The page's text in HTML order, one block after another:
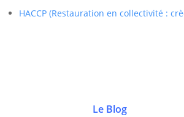
HACCP (Restauration en collectivité :
Le Blog